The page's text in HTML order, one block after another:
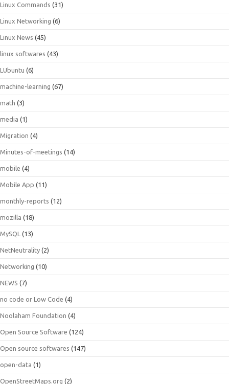
Linux Commands (31)
Linux Networking (6)
Linux News (45)
linux softwares (43)
LUbuntu (6)
machine-learning (67)
math (3)
media (1)
Migration (4)
Minutes-of-meetings (14)
mobile (4)
Mobile App (11)
monthly-reports (12)
mozilla (18)
MySQL (13)
NetNeutrality (2)
Networking (10)
NEWS (7)
no code or Low Code (4)
Noolaham Foundation (4)
Open Source Software (124)
Open source softwares (147)
open-data (1)
OpenStreetMaps.org (2)